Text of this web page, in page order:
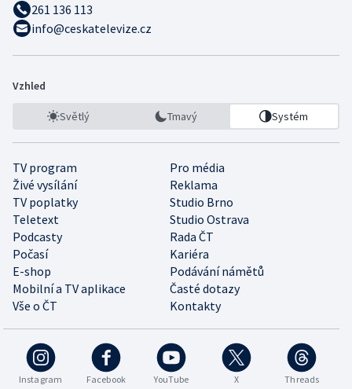
261 136 113
info@ceskatelevize.cz
Vzhled
Světlý Tmavý Systém
TV program
Pro média
Živé vysílání
Reklama
TV poplatky
Studio Brno
Teletext
Studio Ostrava
Podcasty
Rada ČT
Počasí
Kariéra
E-shop
Podávání námětů
Mobilní a TV aplikace
Časté dotazy
Vše o ČT
Kontakty
Instagram Facebook YouTube X Threads